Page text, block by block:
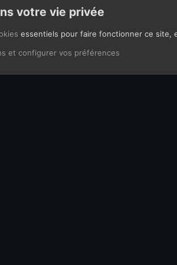
Français (FR)
votre vie privée
essentiels pour faire fonctionner ce site,
et configurer vos préférences